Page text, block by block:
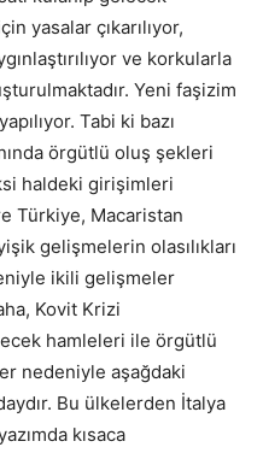
yasalar çıkarılıyor,
ve korkularla
Yeni faşizim
Tabi ki bazı
örgütlü oluş şekleri
haldeki girişimleri
Türkiye, Macaristan
gelişmelerin olasılıkları
ikili gelişmeler
Kovit Krizi
hamleleri ile örgütlü
nedeniyle aşağdaki
Bu ülkelerden İtalya
kısaca